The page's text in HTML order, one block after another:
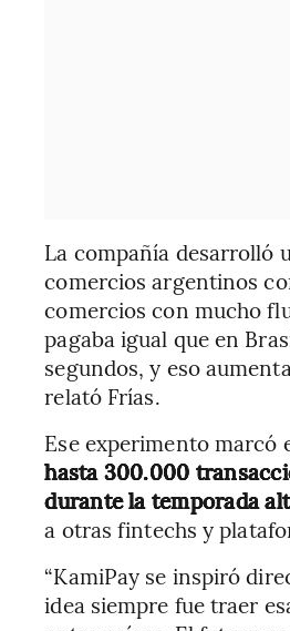
La compañía desarrolló
comercios argentinos
comercios con mucho
pagaba igual que en
segundos, y eso
relató Frías.
Ese experimento marcó
hasta 300.000
durante la temporada
a otras fintechs y
“KamiPay se inspiró
idea siempre fue traer